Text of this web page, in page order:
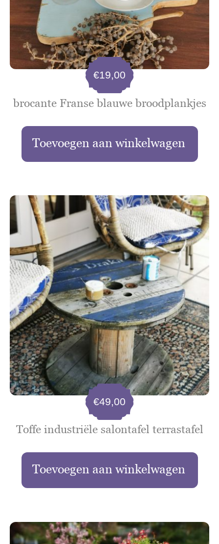
brocante Franse blauwe broodplankjes
€19,00
Toevoegen aan winkelwagen
Toffe industriële salontafel terrastafel
€49,00
Toevoegen aan winkelwagen